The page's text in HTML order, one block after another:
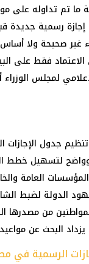
ما تم تداوله على
رسمية جديدة
غير صحيحة ولا أساس
فقط على
لمجلس الوزراء
جدول الإجازات
وواضح لتسهيل خطط
العامة
الدولة لضبط
من مصدرها
البحث عن
الرسمية في مصر